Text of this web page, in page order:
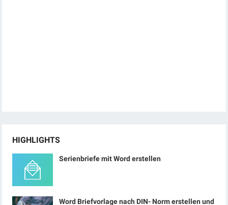
HIGHLIGHTS
Serienbriefe mit Word erstellen
Word Briefvorlage nach DIN- Norm erstellen und